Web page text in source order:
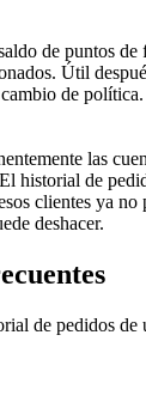
de puntos
Útil
de
las
historial de
clientes ya
deshacer.
de pedidos de